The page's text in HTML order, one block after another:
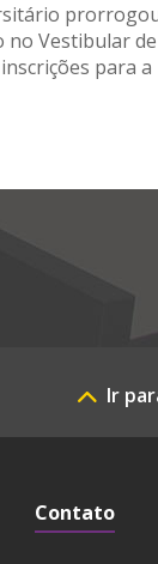
no Vestibular de
para a
Ir
Contato